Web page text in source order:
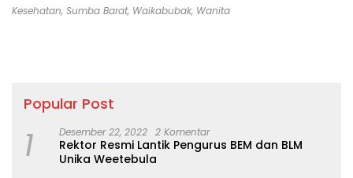
Kesehatan, Sumba Barat, Waikabubak, Wanita
Popular Post
1 Desember 22, 2022 2 Komentar
Rektor Resmi Lantik Pengurus BEM dan BLM
Unika Weetebula